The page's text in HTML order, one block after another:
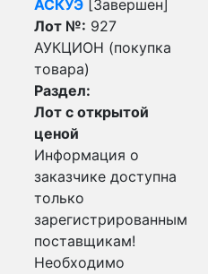
АСКУЭ [Завершен]
Лот №: 927
АУКЦИОН (покупка
товара)
Раздел:
Лот с открытой
ценой
Информация о
заказчике доступна
только
зарегистрированным
поставщикам!
Необходимо